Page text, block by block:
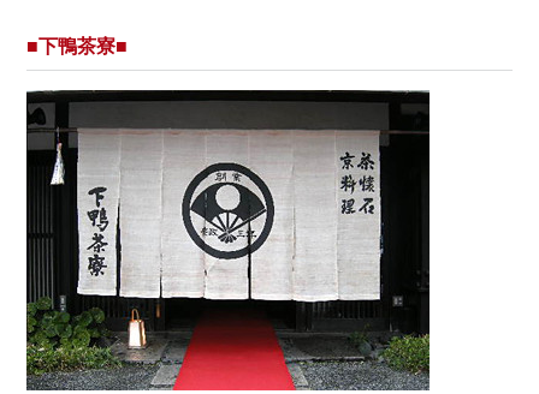
■下鴨茶寮■